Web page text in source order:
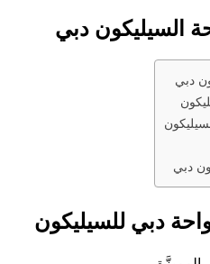
السيليكون دبي
دبي
دبي
دبي للسيليكون